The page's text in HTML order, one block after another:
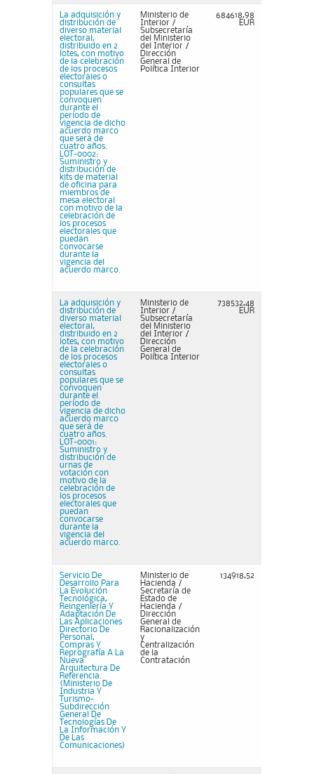
La adquisición y
distribución de
diverso material
electoral,
distribuido en 2
lotes, con motivo
de la celebración
de los procesos
electorales o
consultas
populares que se
convoquen
durante el
período de
vigencia de dicho
acuerdo marco
que será de
cuatro años.
LOT-0002:
Suministro y
distribución de
kits de material
de oficina para
miembros de
mesa electoral
con motivo de la
celebración de
los procesos
electorales que
puedan
convocarse
durante la
vigencia del
acuerdo marco.
Ministerio de
Interior /
Subsecretaría
del Ministerio
del Interior /
Dirección
General de
Política Interior
684618,98
EUR
La adquisición y
distribución de
diverso material
electoral,
distribuido en 2
lotes, con motivo
de la celebración
de los procesos
electorales o
consultas
populares que se
convoquen
durante el
período de
vigencia de dicho
acuerdo marco
que será de
cuatro años.
LOT-0001:
Suministro y
distribución de
urnas de
votación con
motivo de la
celebración de
los procesos
electorales que
puedan
convocarse
durante la
vigencia del
acuerdo marco.
Ministerio de
Interior /
Subsecretaría
del Ministerio
del Interior /
Dirección
General de
Política Interior
738532,48
EUR
Servicio De
Desarrollo Para
La Evolución
Tecnológica,
Reingeniería Y
Adaptación De
Las Aplicaciones
Directorio De
Personal,
Compras Y
Reprografía A La
Nueva
Arquitectura De
Referencia.
(Ministerio De
Industria Y
Turismo-
Subdirección
General De
Tecnologías De
La Información Y
De Las
Comunicaciones)
Ministerio de
Hacienda /
Secretaría de
Estado de
Hacienda /
Dirección
General de
Racionalización
y
Centralización
de la
Contratación
134918,52